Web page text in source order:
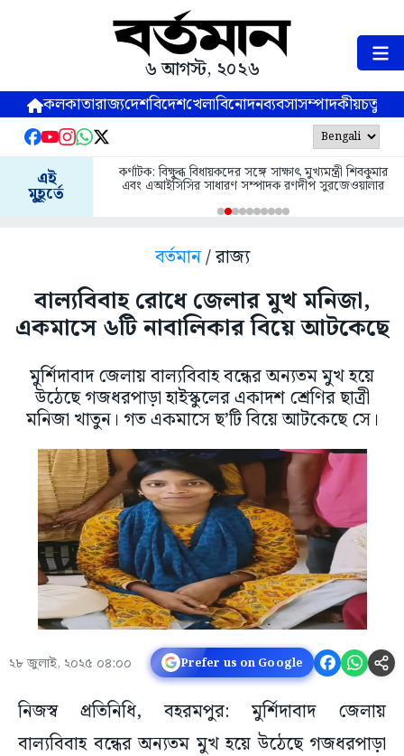
৬ আগস্ট, ২০২৬
কলকাতারাজ্যদেশবিদেশখেলাবিনোদনব্যবসাসম্পাদকীয়
এই
মুহূর্তে
কর্ণাটক: বিক্ষুব্ধ বিধায়কদের সঙ্গে সাক্ষাৎ মুখ্যমন্ত্রী শিবকুমার
এবং এআইসিসির সাধারণ সম্পাদক রণদীপ সুরজেওয়ালার
বর্তমান/ রাজ্য
বাল্যবিবাহ রোধে জেলার মুখ মনিজা,
একমাসে ৬টি নাবালিকার বিয়ে আটকেছে
মুর্শিদাবাদ জেলায় বাল্যবিবাহ বন্ধের অন্যতম মুখ হয়ে
উঠেছে গজধরপাড়া হাইস্কুলের একাদশ শ্রেণির ছাত্রী
মনিজা খাতুন। গত একমাসে ছ’টি বিয়ে আটকেছে সে।
২৮ জুলাই, ২০২৫ ০৪:০০ Prefer us on Google
নিজস্ব প্রতিনিধি, বহরমপুর: মুর্শিদাবাদ জেলায়
বাল্যবিবাহ বন্ধের অন্যতম মুখ হয়ে উঠেছে গজধরপাড়া